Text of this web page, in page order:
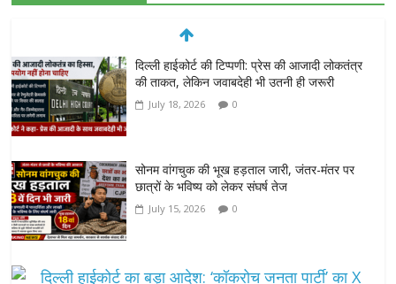
दिल्ली हाईकोर्ट की टिप्पणी: प्रेस की आजादी लोकतंत्र
की ताकत, लेकिन जवाबदेही भी उतनी ही जरूरी
July 18, 2026 0
सोनम वांगचुक की भूख हड़ताल जारी, जंतर-मंतर पर
छात्रों के भविष्य को लेकर संघर्ष तेज
July 15, 2026 0